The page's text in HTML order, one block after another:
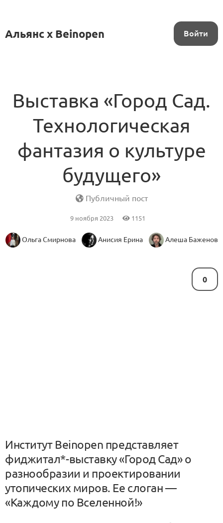
Альянс x Beinopen Войти
Выставка «Город Сад.
Технологическая
фантазия о культуре
будущего»
Публичный пост
9 ноября 2023 1151
Ольга Смирнова Анисия Ерина Алеша Баженов
0
Институт Beinopen представляет
фиджитал*-выставку «Город Сад» о
разнообразии и проектировании
утопических миров. Ее слоган —
«Каждому по Вселенной!»